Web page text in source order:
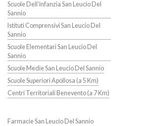
Scuole Dell'infanzia San Leucio Del
Sannio
Istituti Comprensivi San Leucio Del
Sannio
Scuole Elementari San Leucio Del
Sannio
Scuole Medie San Leucio Del Sannio
Scuole Superiori Apollosa (a 5 Km)
Centri Territoriali Benevento (a 7 Km)
Farmacie San Leucio Del Sannio